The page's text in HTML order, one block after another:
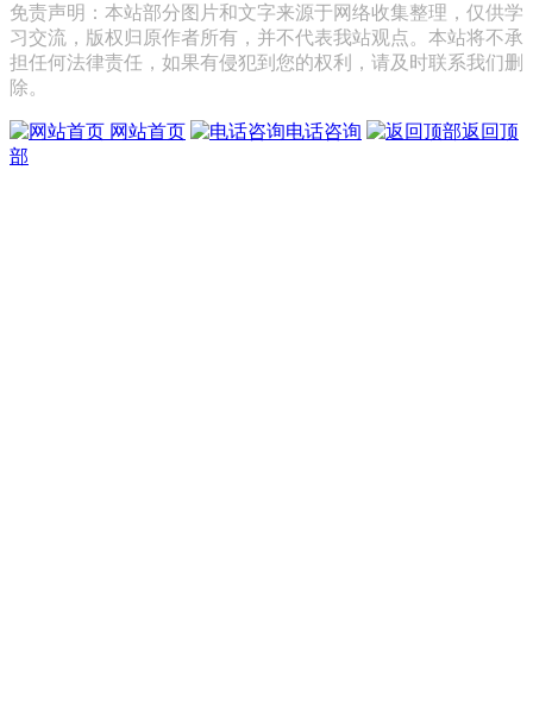
免责声明：本站部分图片和文字来源于网络收集整理，仅供学
习交流，版权归原作者所有，并不代表我站观点。本站将不承
担任何法律责任，如果有侵犯到您的权利，请及时联系我们删
除。
网站首页 电话咨询
返回顶
部